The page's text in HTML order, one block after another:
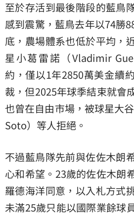
至於存活到最後階段的藍鳥
感到震驚，藍鳥去年以74勝
底，農場體系也低於平均，
星小葛雷諾（Vladimir
約，僅以1年2850萬美金續
裁，但2025年球季結束就會
也曾在自由市場，被球星大
Soto）等人拒絕。
不過藍鳥隊先前與佐佐木朗
心和希望。23歲的佐佐木朗
羅德海洋同意，以入札方式
未滿25歲只能以國際業餘球